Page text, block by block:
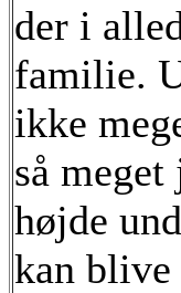
der i
familie.
ikke
så
højde
kan blive